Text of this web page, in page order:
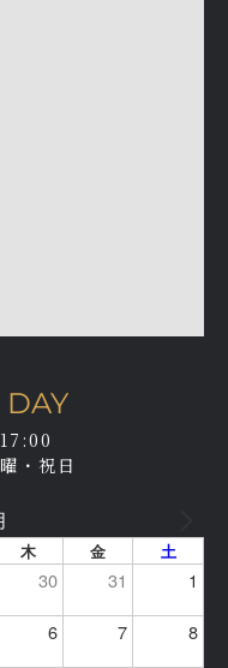
DAY
・祝日
木 金 土
30 31 1
6 7 8